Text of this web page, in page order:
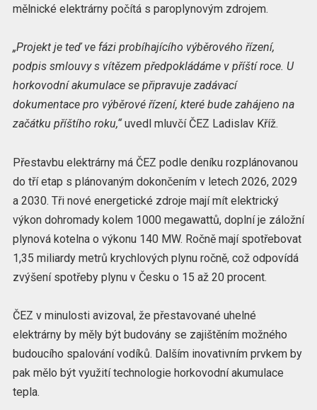
mělnické elektrárny počítá s paroplynovým zdrojem.
„Projekt je teď ve fázi probíhajícího výběrového řízení,
podpis smlouvy s vítězem předpokládáme v příští roce. U
horkovodní akumulace se připravuje zadávací
dokumentace pro výběrové řízení, které bude zahájeno na
začátku příštího roku,“uvedl mluvčí ČEZ Ladislav Kříž.
Přestavbu elektrárny má ČEZ podle deníku rozplánovanou
do tří etap s plánovaným dokončením v letech 2026, 2029
a 2030. Tři nové energetické zdroje mají mít elektrický
výkon dohromady kolem 1000 megawattů, doplní je záložní
plynová kotelna o výkonu 140 MW. Ročně mají spotřebovat
1,35 miliardy metrů krychlových plynu ročně, což odpovídá
zvýšení spotřeby plynu v Česku o 15 až 20 procent.
ČEZ v minulosti avizoval, že přestavované uhelné
elektrárny by měly být budovány se zajištěním možného
budoucího spalování vodíků. Dalším inovativním prvkem by
pak mělo být využití technologie horkovodní akumulace
tepla.